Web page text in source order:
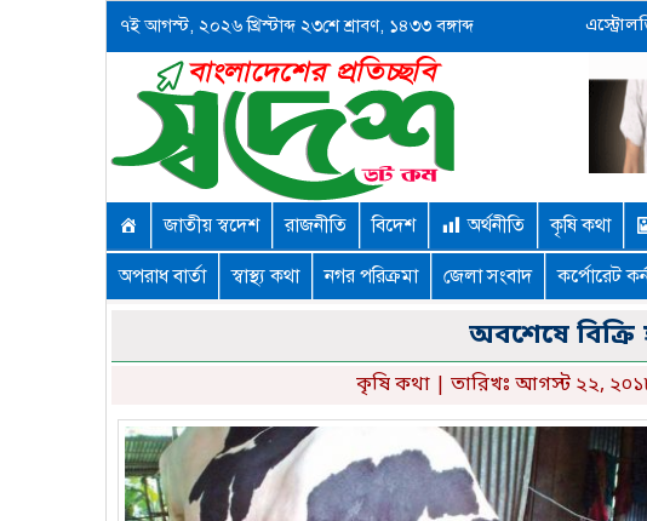
৭ই আগস্ট, ২০২৬ খ্রিস্টাব্দ ২৩শে শ্রাবণ, ১৪৩৩ বঙ্গাব্দ
জাতীয় স্বদেশ রাজনীতি বিদেশ অর্থনীতি কৃষি কথা
অপরাধ বার্তা স্বাস্থ্য কথা নগর পরিক্রমা জেলা সংবাদ কর্পোরেট
অবশেষে
কৃষি কথা| তারিখঃ আগস্ট ২২,